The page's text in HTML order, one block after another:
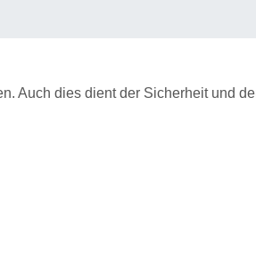
Auch dies dient der Sicherheit und